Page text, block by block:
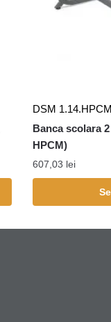
DSM
Banca scolara
HPCM)
607,03 lei